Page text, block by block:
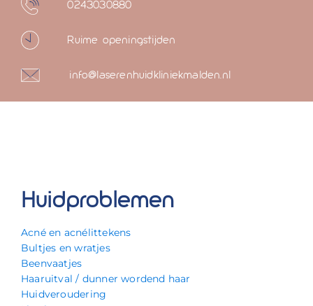
0243030880
Ruime openingstijden
info@laserenhuidkliniekmalden.nl
Huidproblemen
Acné en acnélittekens
Bultjes en wratjes
Beenvaatjes
Haaruitval / dunner wordend haar
Huidveroudering